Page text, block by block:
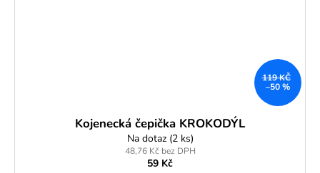
119 KČ
–50 %
Kojenecká čepička KROKODÝL
Na dotaz (2 ks)
48,76 Kč bez DPH
59 Kč